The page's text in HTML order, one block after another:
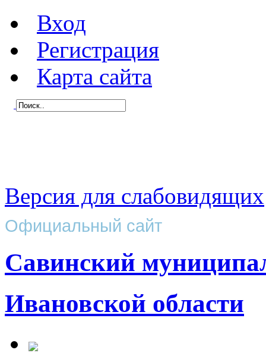
Вход
Регистрация
Карта сайта
Версия для слабовидящих
Официальный сайт
Савинский
Ивановской области